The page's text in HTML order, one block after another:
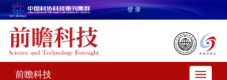
登 录
前瞻科技